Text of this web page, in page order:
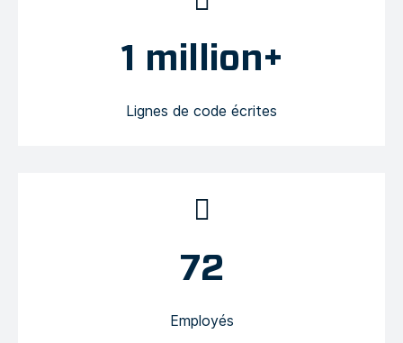
1 million+
Lignes de code écrites
72
Employés